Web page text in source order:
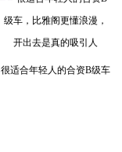
很适合年轻人的合资B级车